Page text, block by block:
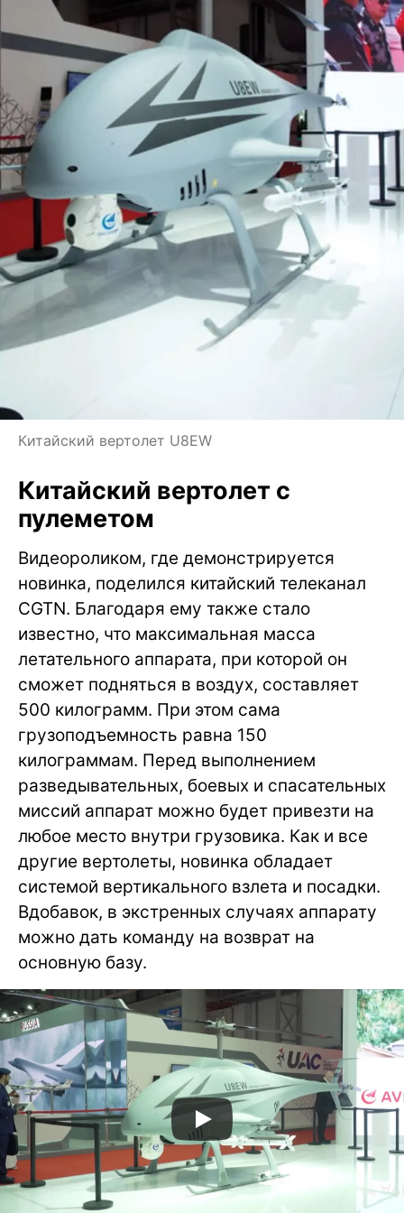
Китайский вертолет U8EW
Китайский вертолет с
пулеметом
Видеороликом, где демонстрируется
новинка, поделился китайский телеканал
CGTN. Благодаря ему также стало
известно, что максимальная масса
летательного аппарата, при которой он
сможет подняться в воздух, составляет
500 килограмм. При этом сама
грузоподъемность равна 150
килограммам. Перед выполнением
разведывательных, боевых и спасательных
миссий аппарат можно будет привезти на
любое место внутри грузовика. Как и все
другие вертолеты, новинка обладает
системой вертикального взлета и посадки.
Вдобавок, в экстренных случаях аппарату
можно дать команду на возврат на
основную базу.